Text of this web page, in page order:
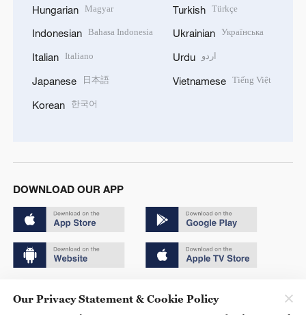
Hungarian Magyar
Indonesian Bahasa Indonesia
Italian Italiano
Japanese 日本語
Korean 한국어
Turkish Türkçe
Ukrainian Українська
Urdu اردو
Vietnamese Tiếng Việt
DOWNLOAD OUR APP
京ICP备20000184号
Our Privacy Statement & Cookie Policy